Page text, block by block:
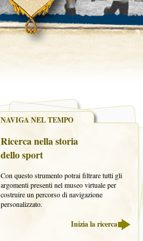
NAVIGA NEL TEMPO
Ricerca nella storia
dello sport
Con questo strumento potrai filtrare tutti gli
argomenti presenti nel museo virtuale per
costruire un percorso di navigazione
personalizzato.
Inizia la ricerca